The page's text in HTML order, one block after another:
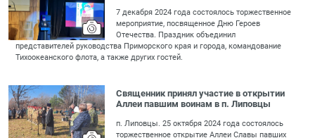
7 декабря 2024 года состоялось торжественное
мероприятие, посвященное Дню Героев
Отечества. Праздник объединил
представителей руководства Приморского края и города, командование
Тихоокеанского флота, а также других гостей.
Священник принял участие в открытии
Аллеи павшим воинам в п. Липовцы
п. Липовцы. 25 октября 2024 года состоялось
торжественное открытие Аллеи Славы павших